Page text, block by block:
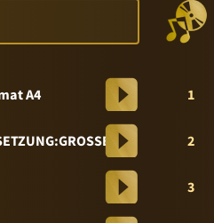
A4
A4
1
2
3